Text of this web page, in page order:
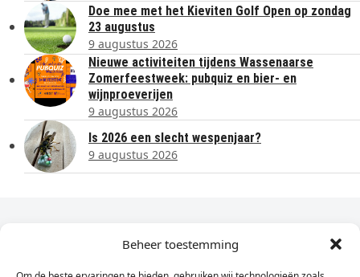
Beheer toestemming
Doe mee met het Kieviten Golf Open op zondag
23 augustus
9 augustus 2026
Nieuwe activiteiten tijdens Wassenaarse
Zomerfeestweek: pubquiz en bier- en
wijnproeverijen
9 augustus 2026
Is 2026 een slecht wespenjaar?
9 augustus 2026
Dagelijks het laatste nieuws in je e-mail?